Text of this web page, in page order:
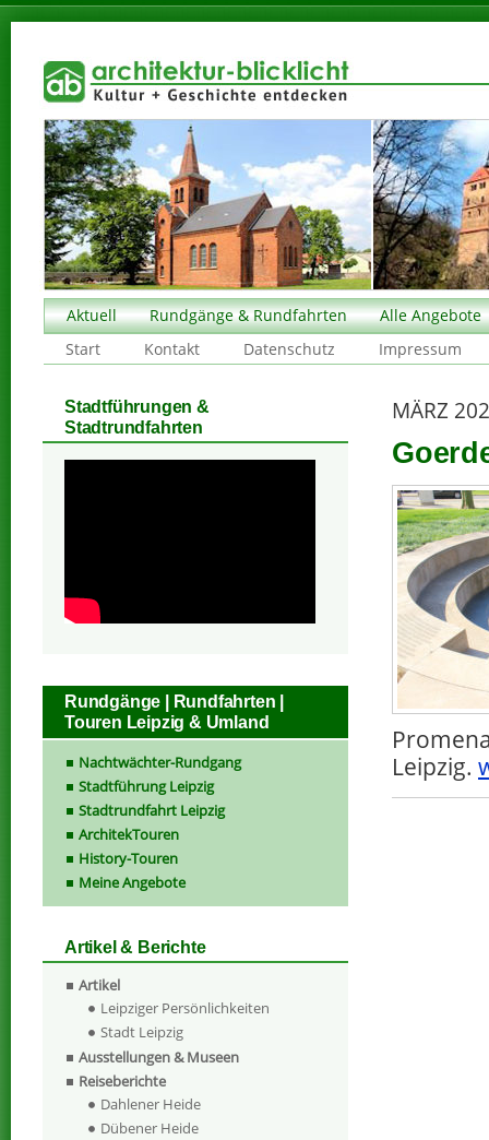
Aktuell Rundgänge & Rundfahrten
Alle Angebote
Start
Kontakt Datenschutz Impressum
MÄRZ
Leipzig.
Stadtführungen &
Stadtrundfahrten
Rundgänge | Rundfahrten |
Touren Leipzig & Umland
Nachtwächter-Rundgang
Stadtführung Leipzig
Stadtrundfahrt Leipzig
ArchitekTouren
History-Touren
Meine Angebote
Artikel & Berichte
Artikel
Leipziger Persönlichkeiten
Stadt Leipzig
Ausstellungen & Museen
Reiseberichte
Dahlener Heide
Dübener Heide